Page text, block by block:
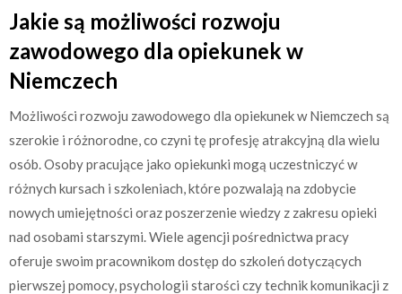
Jakie są możliwości rozwoju
zawodowego dla opiekunek w
Niemczech
Możliwości rozwoju zawodowego dla opiekunek w Niemczech są
szerokie i różnorodne, co czyni tę profesję atrakcyjną dla wielu
osób. Osoby pracujące jako opiekunki mogą uczestniczyć w
różnych kursach i szkoleniach, które pozwalają na zdobycie
nowych umiejętności oraz poszerzenie wiedzy z zakresu opieki
nad osobami starszymi. Wiele agencji pośrednictwa pracy
oferuje swoim pracownikom dostęp do szkoleń dotyczących
pierwszej pomocy, psychologii starości czy technik komunikacji z